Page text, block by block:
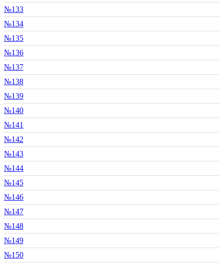
№133
№134
№135
№136
№137
№138
№139
№140
№141
№142
№143
№144
№145
№146
№147
№148
№149
№150